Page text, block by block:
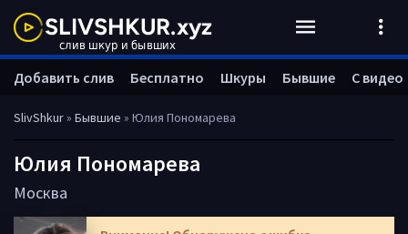
SlivShkur» Бывшие » Юлия Пономарева
Юлия Пономарева
Москва
Добавить слив Бесплатно Шкуры Бывшие С видео